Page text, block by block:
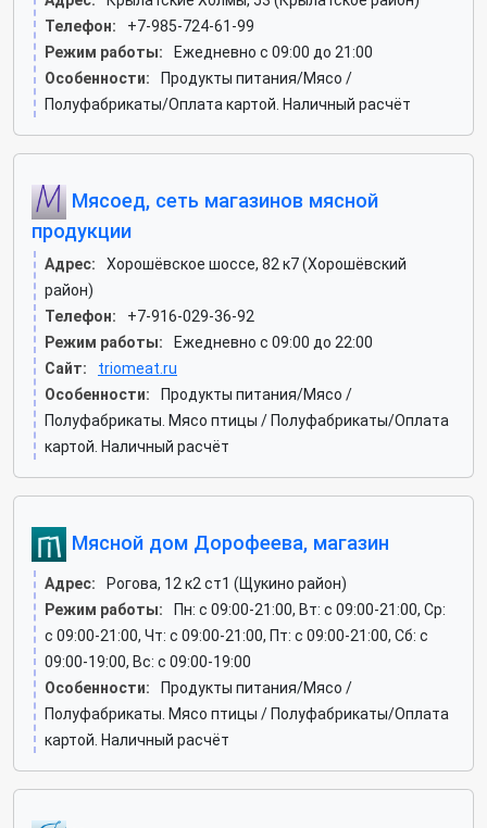
Телефон:
+7-985-724-61-99
Режим работы:
Ежедневно с 09:00 до 21:00
Особенности:
Продукты питания/Мясо /
Полуфабрикаты/Оплата картой. Наличный расчёт
Мясоед, сеть магазинов мясной
продукции
Адрес:
Хорошёвское шоссе, 82 к7 (Хорошёвский
район)
Телефон:
+7-916-029-36-92
Режим работы:
Ежедневно с 09:00 до 22:00
Сайт:
triomeat.ru
Особенности:
Продукты питания/Мясо /
Полуфабрикаты. Мясо птицы / Полуфабрикаты/Оплата
картой. Наличный расчёт
Мясной дом Дорофеева, магазин
Адрес:
Рогова, 12 к2 ст1 (Щукино район)
Режим работы:
Пн: c 09:00-21:00, Вт: c 09:00-21:00, Ср:
c 09:00-21:00, Чт: c 09:00-21:00, Пт: c 09:00-21:00, Сб: c
09:00-19:00, Вс: c 09:00-19:00
Особенности:
Продукты питания/Мясо /
Полуфабрикаты. Мясо птицы / Полуфабрикаты/Оплата
картой. Наличный расчёт